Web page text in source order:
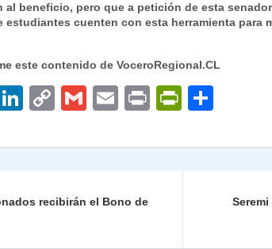
al beneficio, pero que a petición de esta
estudiantes cuenten con esta herramienta para
este contenido de VoceroRegional.CL
T
Li
k
dI
C
p
Li
G
ai
E
ai
P
nt
P
nt m
ar
recibirán el Bono de